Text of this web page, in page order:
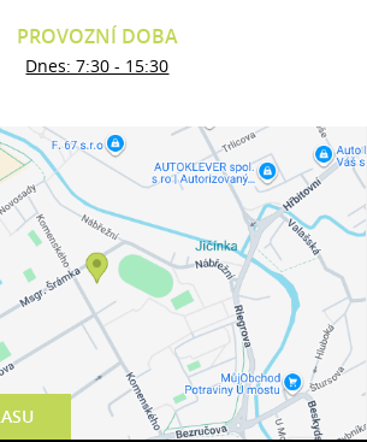
PROVOZNÍ DOBA
Dnes: 7:30 - 15:30